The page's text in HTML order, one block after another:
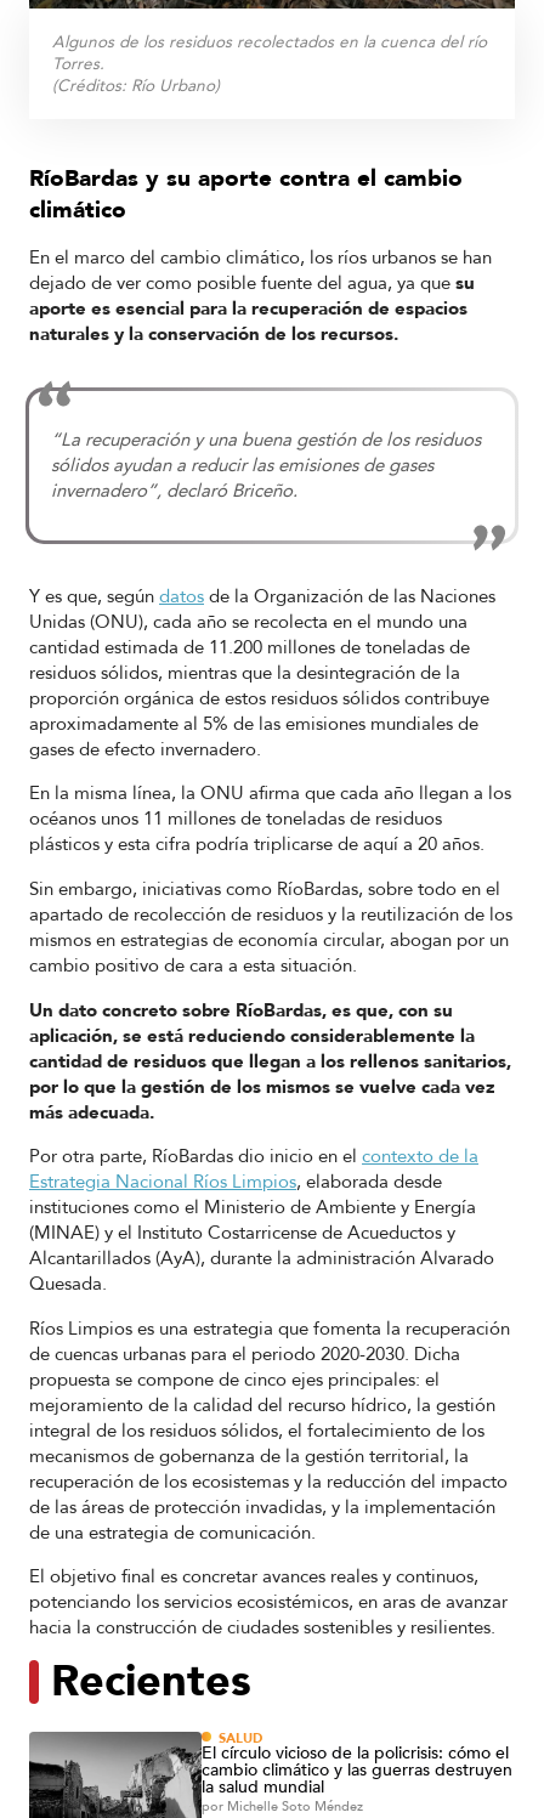
Algunos de los residuos recolectados en la cuenca del río
Torres.
(Créditos: Río Urbano)
RíoBardas y su aporte contra el cambio
climático
En el marco del cambio climático, los ríos urbanos se han
dejado de ver como posible fuente del agua, ya que su
aporte es esencial para la recuperación de espacios
naturales y la conservación de los recursos.
“La recuperación y una buena gestión de los residuos
sólidos ayudan a reducir las emisiones de gases
invernadero”, declaró Briceño.
Y es que, según datos de la Organización de las Naciones
Unidas (ONU), cada año se recolecta en el mundo una
cantidad estimada de 11.200 millones de toneladas de
residuos sólidos, mientras que la desintegración de la
proporción orgánica de estos residuos sólidos contribuye
aproximadamente al 5% de las emisiones mundiales de
gases de efecto invernadero.
En la misma línea, la ONU afirma que cada año llegan a los
océanos unos 11 millones de toneladas de residuos
plásticos y esta cifra podría triplicarse de aquí a 20 años.
Sin embargo, iniciativas como RíoBardas, sobre todo en el
apartado de recolección de residuos y la reutilización de los
mismos en estrategias de economía circular, abogan por un
cambio positivo de cara a esta situación.
Un dato concreto sobre RíoBardas, es que, con su
aplicación, se está reduciendo considerablemente la
cantidad de residuos que llegan a los rellenos sanitarios,
por lo que la gestión de los mismos se vuelve cada vez
más adecuada.
Por otra parte, RíoBardas dio inicio en el contexto de la
Estrategia Nacional Ríos Limpios, elaborada desde
instituciones como el Ministerio de Ambiente y Energía
(MINAE) y el Instituto Costarricense de Acueductos y
Alcantarillados (AyA), durante la administración Alvarado
Quesada.
Ríos Limpios es una estrategia que fomenta la recuperación
de cuencas urbanas para el periodo 2020-2030. Dicha
propuesta se compone de cinco ejes principales: el
mejoramiento de la calidad del recurso hídrico, la gestión
integral de los residuos sólidos, el fortalecimiento de los
mecanismos de gobernanza de la gestión territorial, la
recuperación de los ecosistemas y la reducción del impacto
de las áreas de protección invadidas, y la implementación
de una estrategia de comunicación.
El objetivo final es concretar avances reales y continuos,
potenciando los servicios ecosistémicos, en aras de avanzar
hacia la construcción de ciudades sostenibles y resilientes.
Recientes
SALUD
El círculo vicioso de la policrisis: cómo el
cambio climático y las guerras destruyen
la salud mundial
por Michelle Soto Méndez